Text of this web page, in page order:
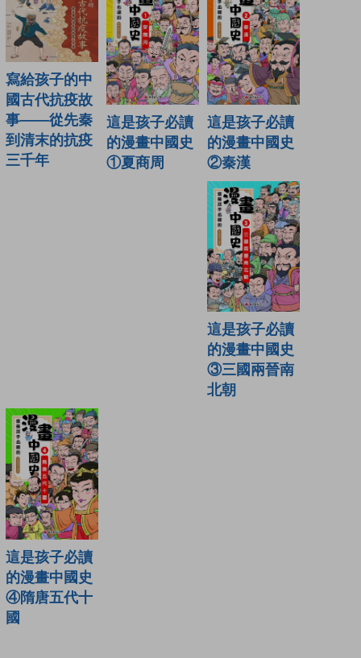
寫給孩子的中
國古代抗疫故
事——從先秦
到清末的抗疫
三千年
這是孩子必讀
的漫畫中國史
①夏商周
這是孩子必讀
的漫畫中國史
②秦漢
這是孩子必讀
的漫畫中國史
③三國兩晉南
北朝
這是孩子必讀
的漫畫中國史
④隋唐五代十
國